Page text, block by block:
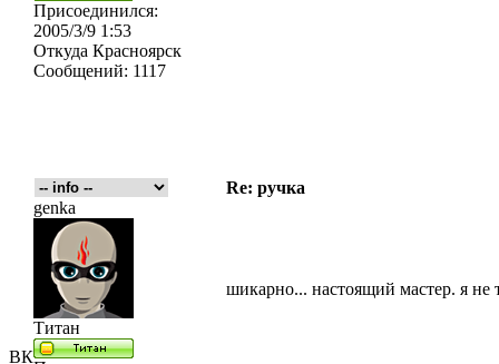
ВК
Присоединился:
2005/3/9 1:53
Откуда Красноярск
Сообщений: 1117
Re: ручка
genka
Титан
шикарно... настоящий мастер. я